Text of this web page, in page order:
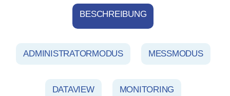
BESCHREIBUNG
ADMINISTRATORMODUS MESSMODUS
DATAVIEW MONITORING